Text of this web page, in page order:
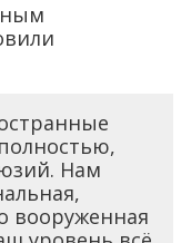
Нам
вооруженная